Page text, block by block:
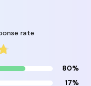
rate
80%
17%